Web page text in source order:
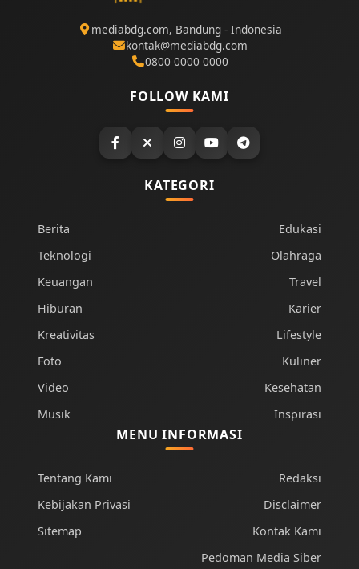
mediabdg.com, Bandung - Indonesia
kontak@mediabdg.com
0800 0000 0000
FOLLOW KAMI
KATEGORI
Berita
Teknologi
Keuangan
Hiburan
Kreativitas
Foto
Video
Musik
Edukasi
Olahraga
Travel
Karier
Lifestyle
Kuliner
Kesehatan
Inspirasi
MENU INFORMASI
Tentang Kami
Kebijakan Privasi
Sitemap
Redaksi
Disclaimer
Kontak Kami
Pedoman Media Siber